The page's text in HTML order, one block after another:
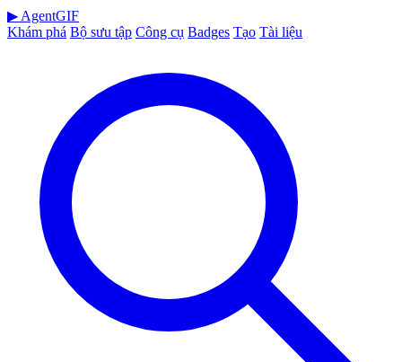
▶ AgentGIF
Khám phá Bộ sưu tập Công cụ Badges Tạo Tài liệu